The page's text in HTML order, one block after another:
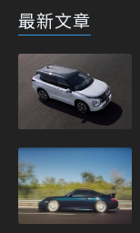
最新文章